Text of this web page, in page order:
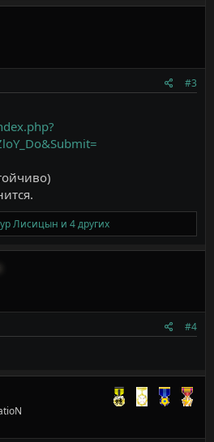
#3
Лисицын и 4 других
#4